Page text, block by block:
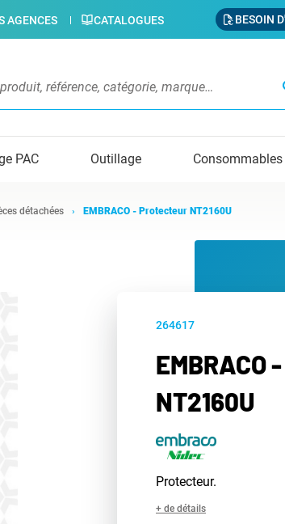
AGENCES CATALOGUES BESOIN
PAC Outillage Consommables
détachées EMBRACO - Protecteur NT2160U
264617
EMBRACO
NT2160U
Protecteur.
+ de détails